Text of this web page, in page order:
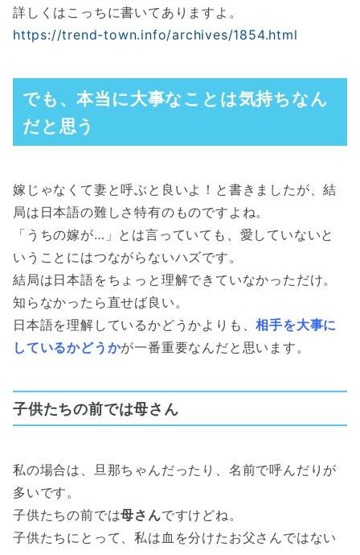
詳しくはこっちに書いてありますよ。
https://trend-town.info/archives/1854.html
でも、本当に大事なことは気持ちなん
だと思う
嫁じゃなくて妻と呼ぶと良いよ！と書きましたが、結
局は日本語の難しさ特有のものですよね。
「うちの嫁が…」とは言っていても、愛していないと
いうことにはつながらないハズです。
結局は日本語をちょっと理解できていなかっただけ。
知らなかったら直せば良い。
日本語を理解しているかどうかよりも、相手を大事に
しているかどうかが一番重要なんだと思います。
子供たちの前では母さん
私の場合は、旦那ちゃんだったり、名前で呼んだりが
多いです。
子供たちの前では母さんですけどね。
子供たちにとって、私は血を分けたお父さんではない